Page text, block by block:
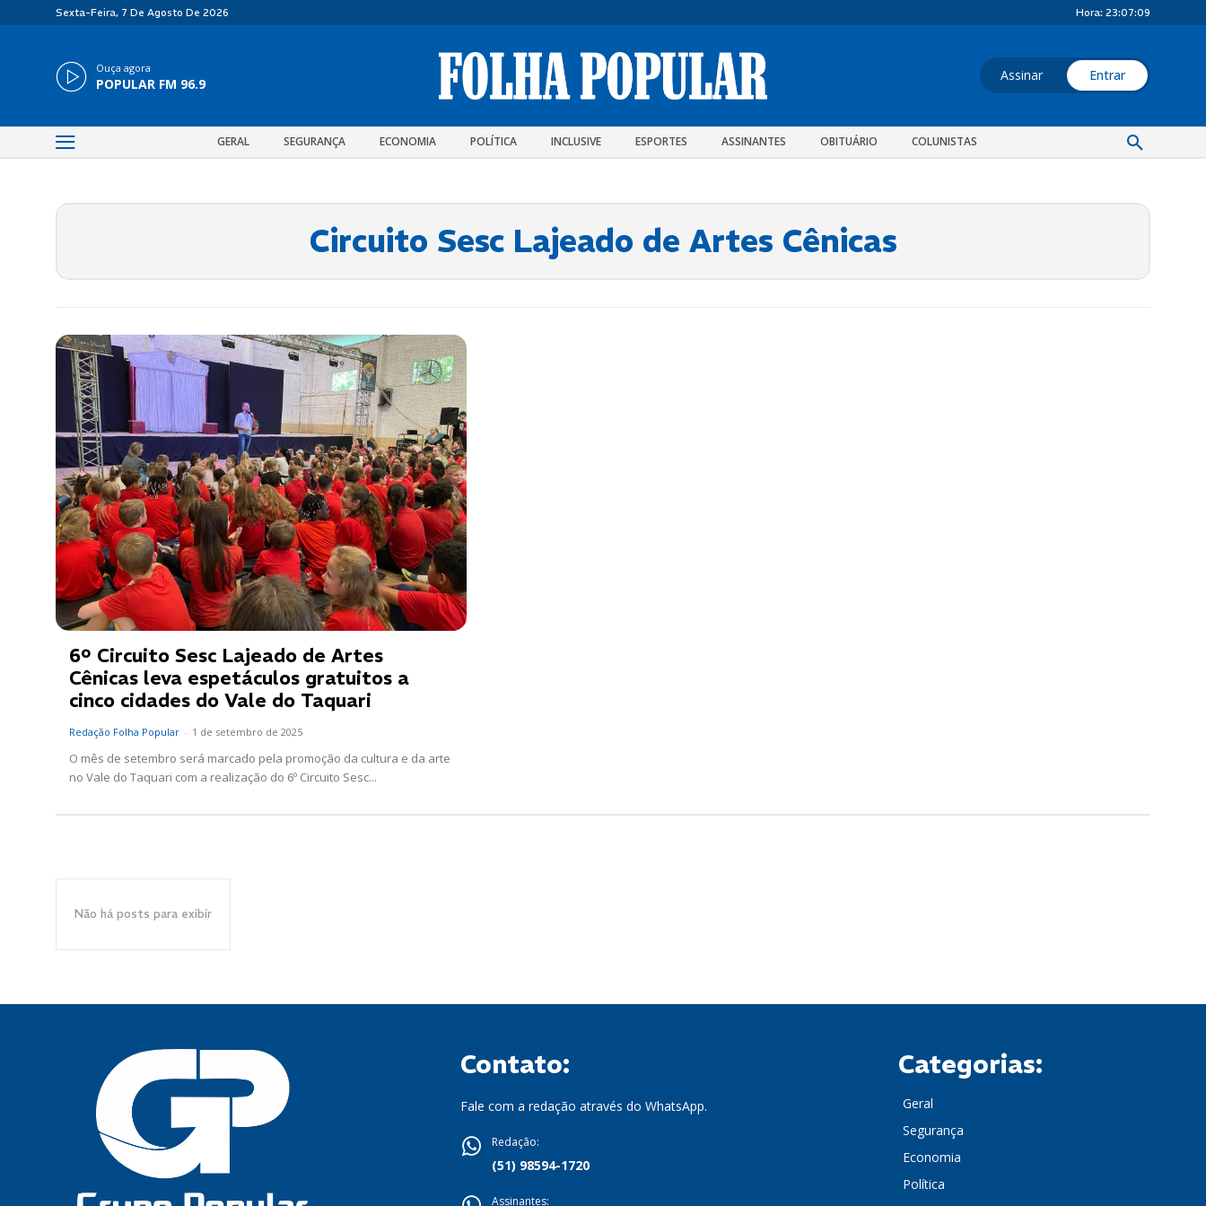
Sexta-Feira, 7 De Agosto De 2026 Hora: 23:07:09
Ouça agora
POPULAR FM 96.9 Assinar Entrar
GERAL SEGURANÇA ECONOMIA POLÍTICA INCLUSIVE ESPORTES ASSINANTES OBITUÁRIO COLUNISTAS
Circuito Sesc Lajeado de Artes Cênicas
6º Circuito Sesc Lajeado de Artes
Cênicas leva espetáculos gratuitos a
cinco cidades do Vale do Taquari
Redação Folha Popular - 1 de setembro de 2025
O mês de setembro será marcado pela promoção da cultura e da arte
no Vale do Taquari com a realização do 6º Circuito Sesc...
Não há posts para exibir
Contato:
Fale com a redação através do WhatsApp.
Redação:
(51) 98594-1720
Assinantes:
Categorias:
Geral
Segurança
Economia
Política